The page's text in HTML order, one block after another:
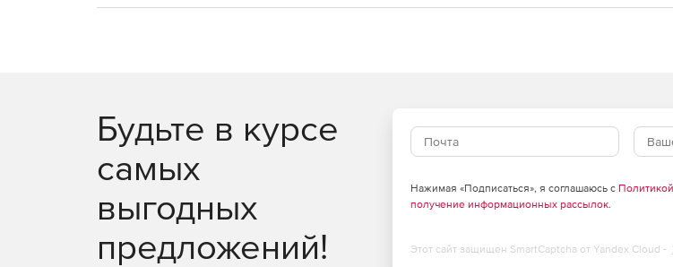
Будьте в курсе
самых
выгодных
предложений!
Нажимая «Подписаться», я соглашаюсь с
получение информационных рассылок.
Этот сайт защищен SmartCaptcha от Yandex Cloud -